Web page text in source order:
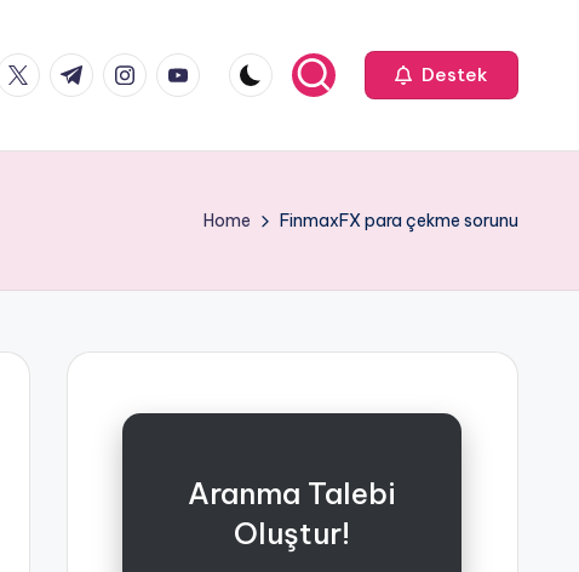
t.me instagram.com
youtube.com Destek
Home FinmaxFX para çekme sorunu
Aranma Talebi
Oluştur!